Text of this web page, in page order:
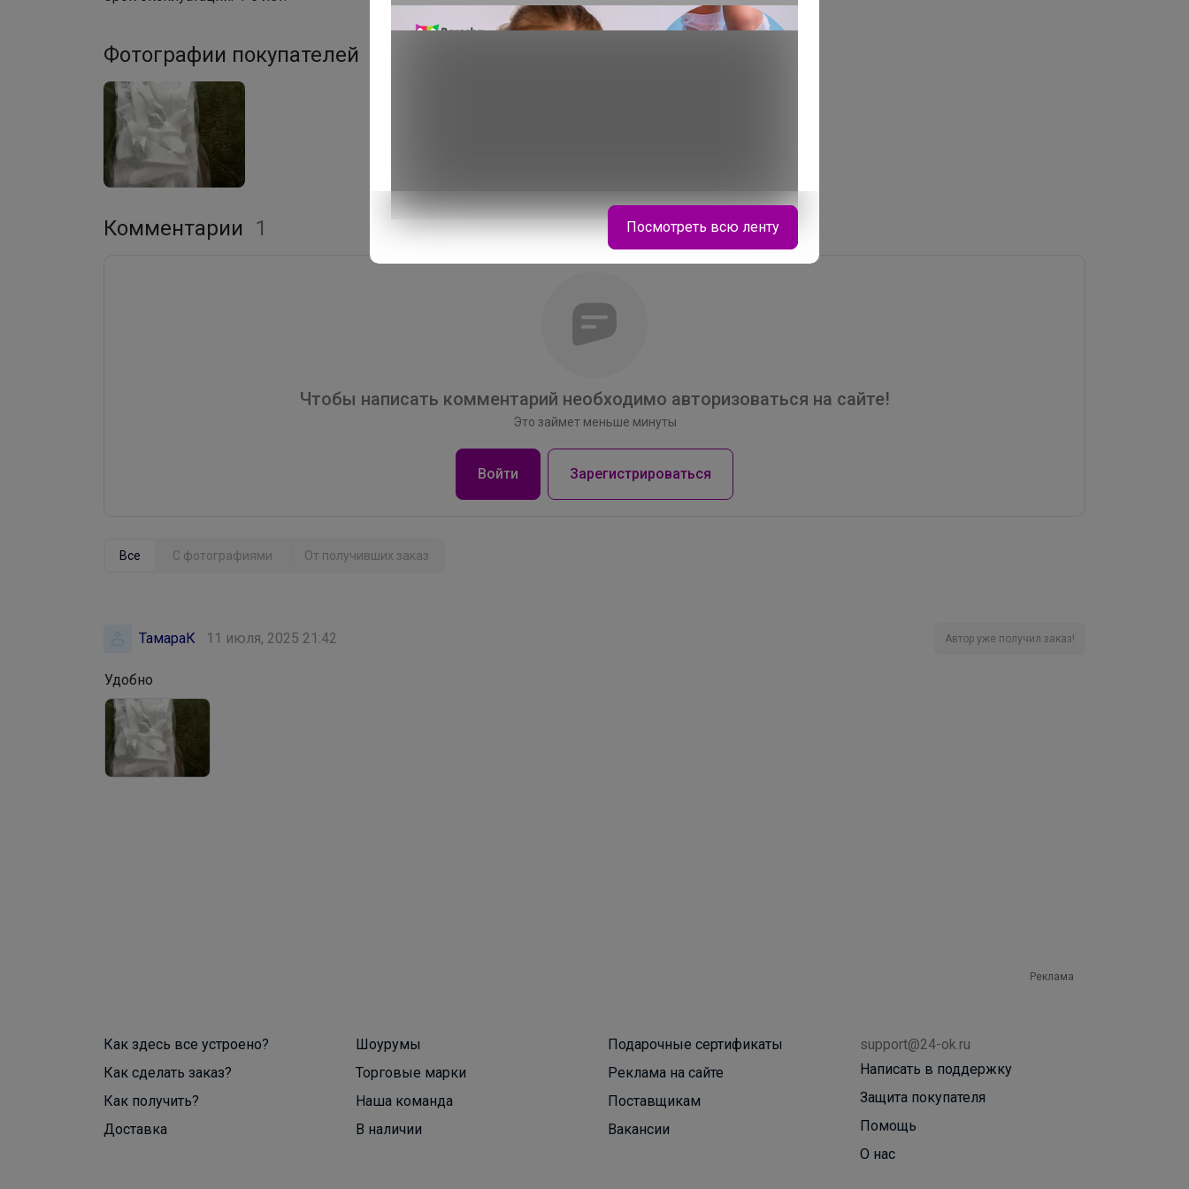
Фотографии покупателей
Комментарии 1
Чтобы написать комментарий необходимо авторизоваться на сайте!
Это займет меньше минуты
Войти Зарегистрироваться
Все С фотографиями От получивших заказ
ТамараК 11 июля, 2025 21:42 Автор уже получил заказ!
Удобно
Реклама
Как здесь все устроено?
Как сделать заказ?
Как получить?
Доставка
Шоурумы
Торговые марки
Наша команда
В наличии
Подарочные сертификаты
Реклама на сайте
Поставщикам
Вакансии
support@24-ok.ru
Написать в поддержку
Защита покупателя
Помощь
О нас
Кеды на сменку
Посмотреть всю ленту